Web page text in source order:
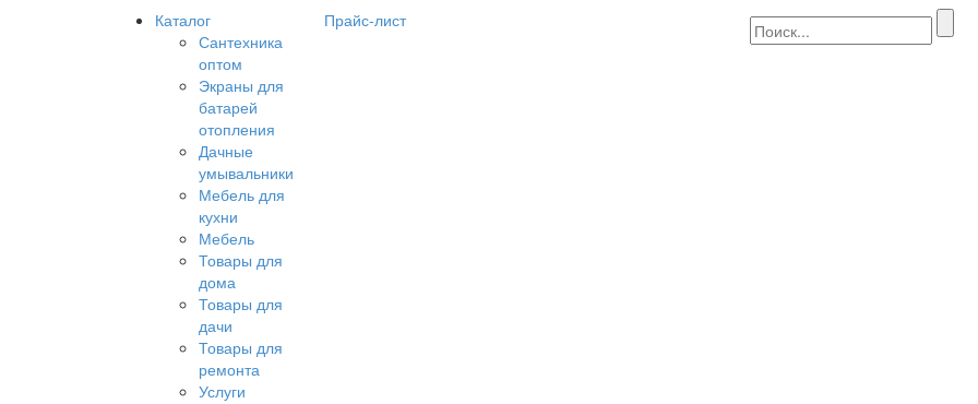
Каталог
Сантехника
оптом
Экраны для
батарей
отопления
Дачные
умывальники
Мебель для
кухни
Мебель
Товары для
дома
Товары для
дачи
Товары для
ремонта
Услуги
Прайс-лист